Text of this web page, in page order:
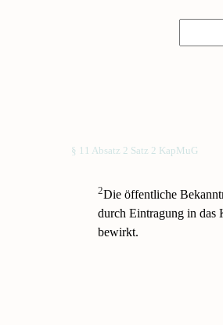
§ 11 Absatz 2 Satz 2 KapMuG
2Die öffentliche
durch Eintragung in das
bewirkt.